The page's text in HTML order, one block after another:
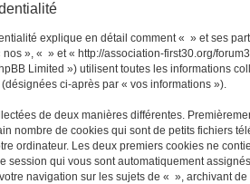
explique en détail comment « » et ses
nos », « » et « http://association-first30.org/
Limited ») utilisent toutes les informations
ci-après par « vos informations »).
de deux manières différentes.
nombre de cookies qui sont de petits fichiers
ordinateur. Les deux premiers cookies ne
session qui vous sont automatiquement
navigation sur les sujets de « », archivant